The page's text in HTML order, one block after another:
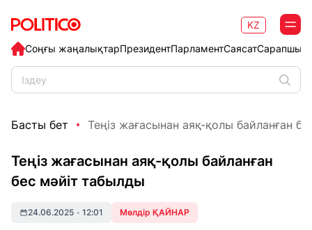
Соңғы жаңалықтарПрезидентПарламентСаясат
KZ
Басты бет Теңіз жағасынан аяқ-қолы байланған
Теңіз жағасынан аяқ-қолы байланған
бес мәйіт табылды
24.06.2025 • 12:01 Мөлдір ҚАЙНАР